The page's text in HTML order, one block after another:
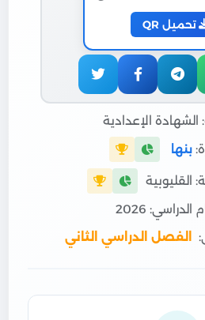
تحميل QR
الإعدادية
بنها
القليوبية
الدراسي: 2026
الفصل الدراسي الثاني